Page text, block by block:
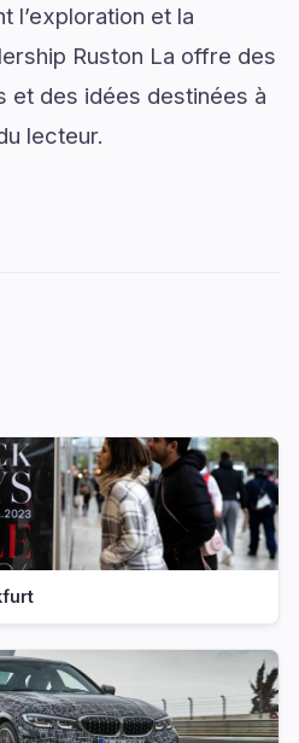
l’exploration et la
Ruston La offre des
et des idées destinées à
lecteur.